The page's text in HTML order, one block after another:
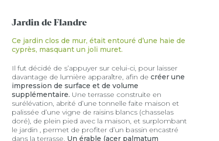
Jardin de Flandre
Ce jardin clos de mur, était entouré d’une haie de
cyprès, masquant un joli muret.
Il fut décidé de s’appuyer sur celui-ci, pour laisser
davantage de lumière apparaître, afin decréer une
impression de surface et de volume
supplémentaire. Une terrasse construite en
surélévation, abrité d’une tonnelle faite maison et
palissée d’une vigne de raisins blancs (chasselas
doré), de plein pied avec la maison, et surplombant
le jardin , permet de profiter d’un bassin encastré
dans la terrasse. Un érable (acer palmatum